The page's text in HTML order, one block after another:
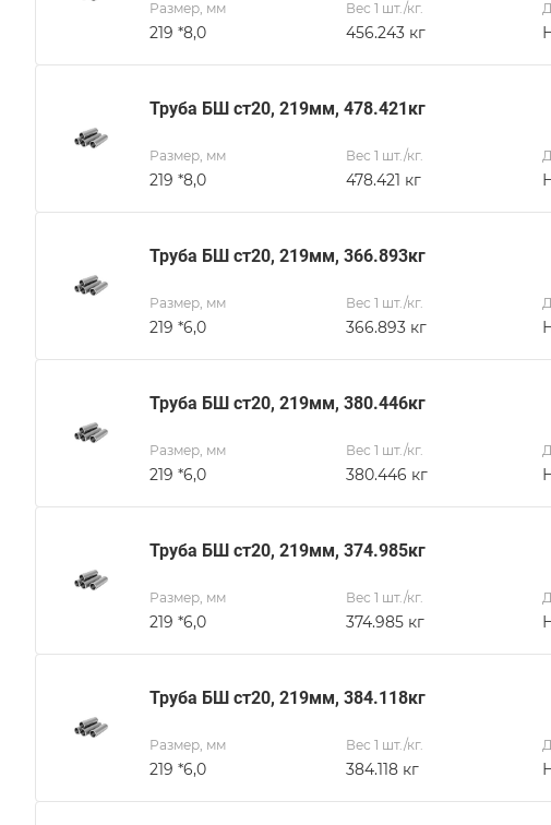
Размер, мм
219 *8,0
Вес 1 шт./кг.
456.243 кг
Труба БШ ст20, 219мм, 478.421кг
Размер, мм
219 *8,0
Вес 1 шт./кг.
478.421 кг
Труба БШ ст20, 219мм, 366.893кг
Размер, мм
219 *6,0
Вес 1 шт./кг.
366.893 кг
Труба БШ ст20, 219мм, 380.446кг
Размер, мм
219 *6,0
Вес 1 шт./кг.
380.446 кг
Труба БШ ст20, 219мм, 374.985кг
Размер, мм
219 *6,0
Вес 1 шт./кг.
374.985 кг
Труба БШ ст20, 219мм, 384.118кг
Размер, мм
219 *6,0
Вес 1 шт./кг.
384.118 кг